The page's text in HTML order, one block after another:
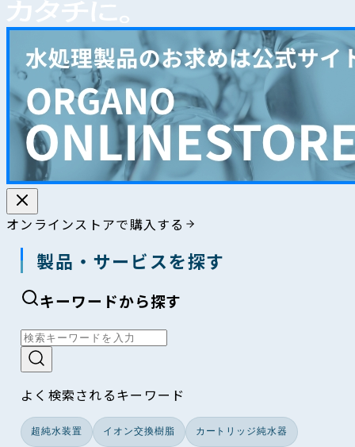
オンラインストアで購入する
製品・サービスを探す
キーワードから探す
よく検索されるキーワード
超純水装置 イオン交換樹脂 カートリッジ純水器